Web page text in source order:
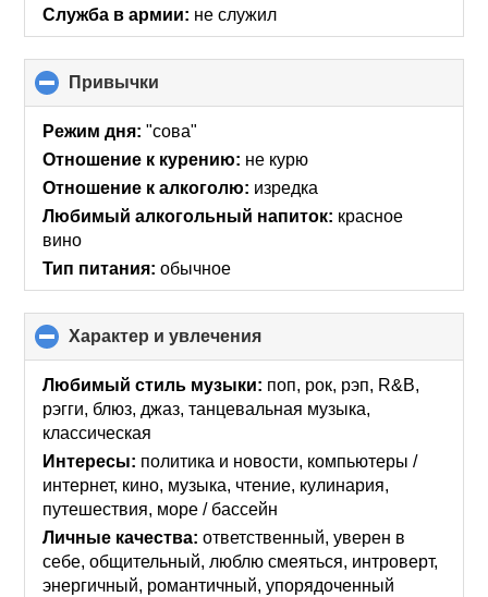
Служба в армии: не служил
Привычки
to
collapse
Режим дня: "сова"
Отношение к курению: не курю
Отношение к алкоголю: изредка
Любимый алкогольный напиток: красное
вино
Тип питания: обычное
Характер и увлечения
to
collapse
contents
Любимый стиль музыки: поп, рок, рэп, R&B,
рэгги, блюз, джаз, танцевальная музыка,
классическая
Интересы: политика и новости, компьютеры /
интернет, кино, музыка, чтение, кулинария,
путешествия, море / бассейн
Личные качества: ответственный, уверен в
себе, общительный, люблю смеяться, интроверт,
энергичный, романтичный, упорядоченный